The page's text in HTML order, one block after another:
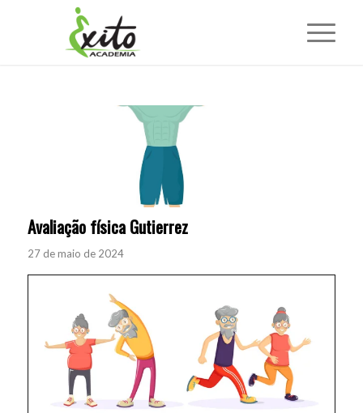
Avaliação física Gutierrez
27 de maio de 2024